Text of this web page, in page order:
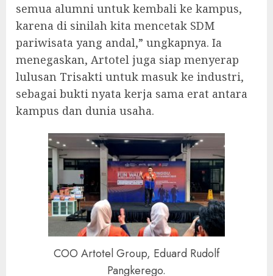
semua alumni untuk kembali ke kampus,
karena di sinilah kita mencetak SDM
pariwisata yang andal,” ungkapnya. Ia
menegaskan, Artotel juga siap menyerap
lulusan Trisakti untuk masuk ke industri,
sebagai bukti nyata kerja sama erat antara
kampus dan dunia usaha.
COO Artotel Group, Eduard Rudolf
Pangkerego.